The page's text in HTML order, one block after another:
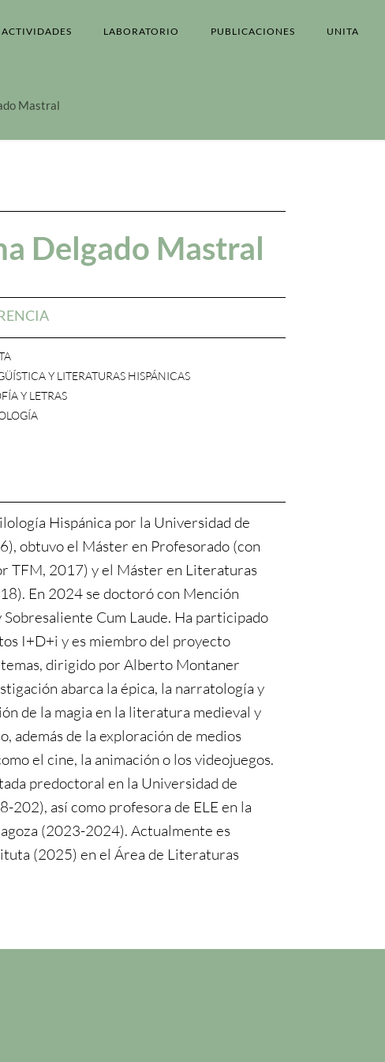
ACTIVIDADES LABORATORIO PUBLICACIONES UNITA
Mastral
Delgado Mastral
Y LITERATURAS HISPÁNICAS
Y LETRAS
Hispánica por la Universidad de
obtuvo el Máster en Profesorado (con
TFM, 2017) y el Máster en Literaturas
En 2024 se doctoró con Mención
Cum Laude. Ha participado
I+D+i y es miembro del proyecto
dirigido por Alberto Montaner
abarca la épica, la narratología y
de la magia en la literatura medieval y
además de la exploración de medios
el cine, la animación o los videojuegos.
predoctoral en la Universidad de
202), así como profesora de ELE en la
(2023-2024). Actualmente es
(2025) en el Área de Literaturas